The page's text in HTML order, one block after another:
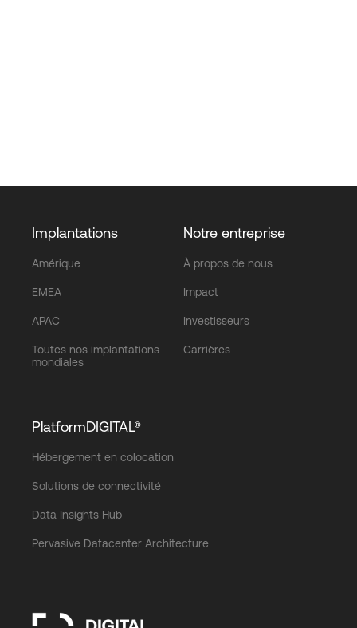
Implantations
Amérique
EMEA
APAC
Toutes nos implantations
mondiales
Notre entreprise
À propos de nous
Impact
Investisseurs
Carrières
PlatformDIGITAL®
Hébergement en colocation
Solutions de connectivité
Data Insights Hub
Pervasive Datacenter Architecture